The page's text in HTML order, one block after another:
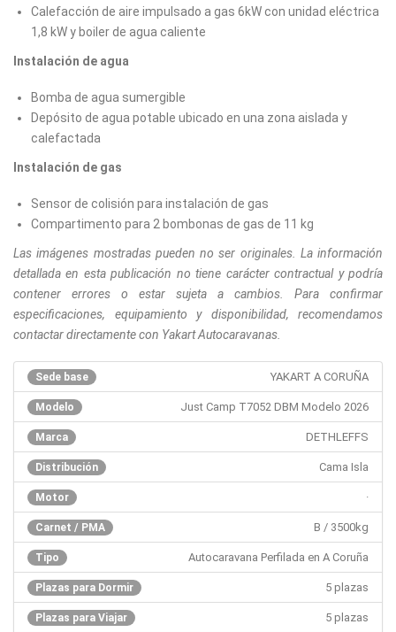
Calefacción de aire impulsado a gas 6kW con unidad eléctrica
1,8 kW y boiler de agua caliente
Instalación de agua
Bomba de agua sumergible
Depósito de agua potable ubicado en una zona aislada y
calefactada
Instalación de gas
Sensor de colisión para instalación de gas
Compartimento para 2 bombonas de gas de 11 kg
Las imágenes mostradas pueden no ser originales. La información
detallada en esta publicación no tiene carácter contractual y podría
contener errores o estar sujeta a cambios. Para confirmar
especificaciones, equipamiento y disponibilidad, recomendamos
contactar directamente con Yakart Autocaravanas.
Sede base YAKART A CORUÑA
Modelo Just Camp T7052 DBM Modelo 2026
Marca DETHLEFFS
Distribución Cama Isla
Motor ·
Carnet / PMA B / 3500kg
Tipo Autocaravana Perfilada en A Coruña
Plazas para Dormir 5 plazas
Plazas para Viajar 5 plazas